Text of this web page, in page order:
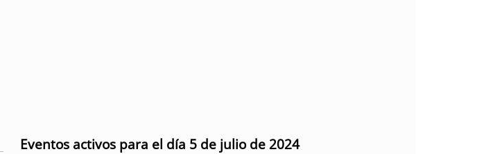
Eventos activos para el día 5 de julio de 2024